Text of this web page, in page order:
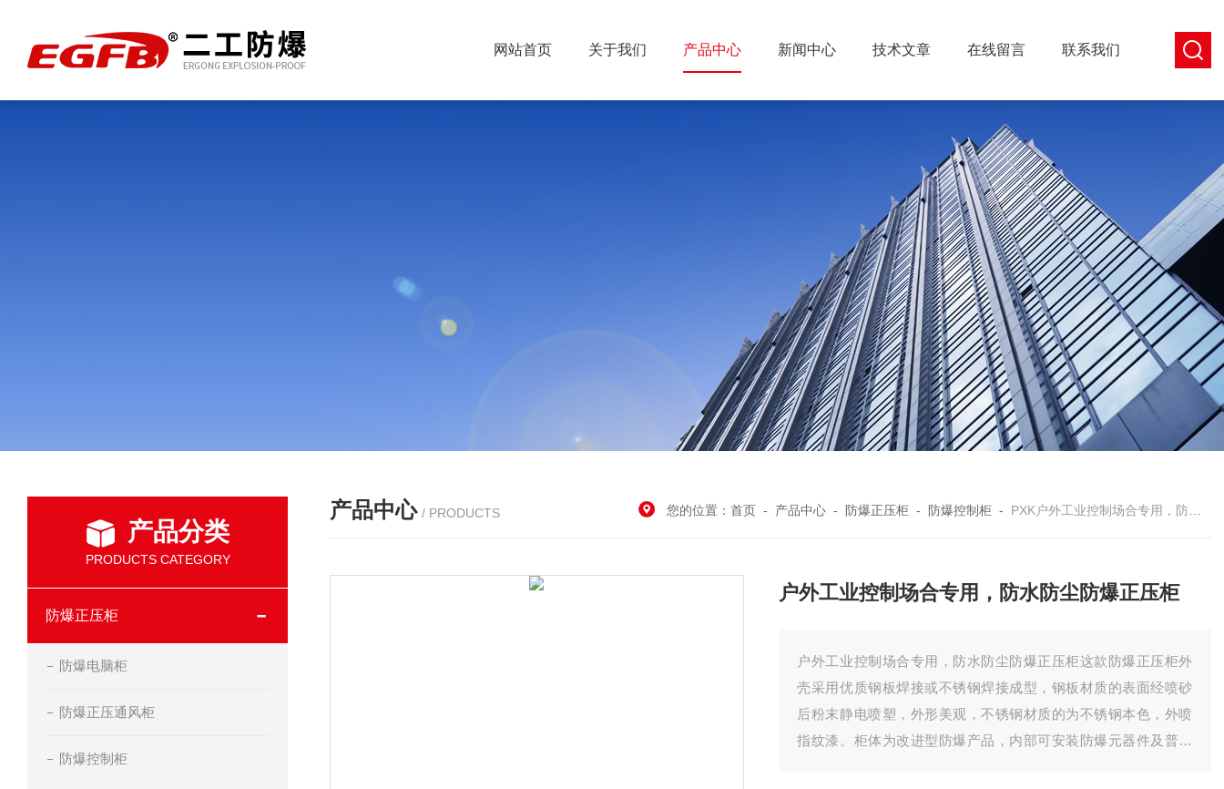
网站首页 关于我们 产品中心 新闻中心 技术文章 在线留言 联系我们
产品分类
PRODUCTS CATEGORY
防爆正压柜
防爆电脑柜
防爆正压通风柜
防爆控制柜
产品中心 / PRODUCTS 您的位置：首页 - 产品中心 - 防爆正压柜 - 防爆控制柜 - PXK户外工业控制场合专用，防水防尘防爆正压柜
户外工业控制场合专用，防水防尘防爆正压柜
户外工业控制场合专用，防水防尘防爆正压柜这款防爆正压柜外
壳采用优质钢板焊接或不锈钢焊接成型，钢板材质的表面经喷砂
后粉末静电喷塑，外形美观，不锈钢材质的为不锈钢本色，外喷
指纹漆。柜体为改进型防爆产品，内部可安装防爆元器件及普通